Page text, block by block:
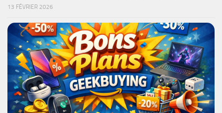
13 FÉVRIER 2026